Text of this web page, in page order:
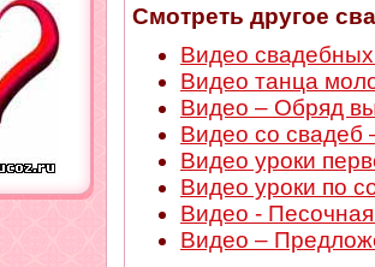
Смотреть другое
Видео свадебных
Видео танца
Видео – Обряд
Видео со свадеб
Видео уроки
Видео уроки по
Видео -
Видео –